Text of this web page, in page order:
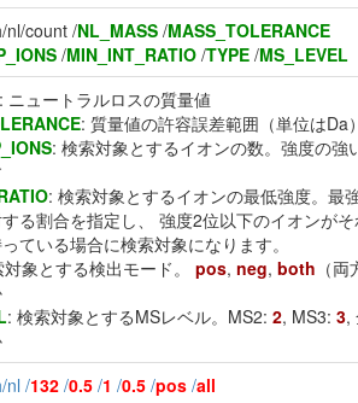
nl/count /NL_MASS /MASS_TOLERANCE
/MIN_INT_RATIO /TYPE /MS_LEVEL
: ニュートラルロスの質量値
: 質量値の許容誤差範囲（単位はDa
: 検索対象とするイオンの数。強度の強
: 検索対象とするイオンの最低強度。最
る割合を指定し、 強度2位以下のイオンが
ている場合に検索対象になります。
象とする検出モード。 pos, neg, both （
: 検索対象とするMSレベル。MS2: 2, MS3: 3,
nl /132 /0.5 /1 /0.5 /pos /all